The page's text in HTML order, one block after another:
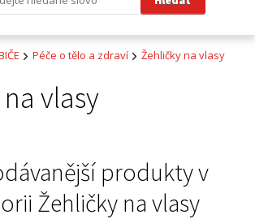
Péče o tělo a zdraví Žehličky na vlasy
vlasy
produkty v
Žehličky na vlasy